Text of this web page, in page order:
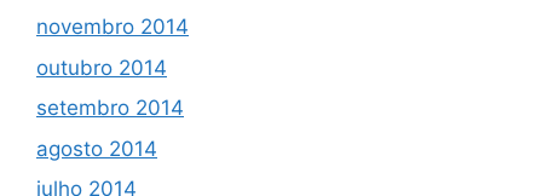
novembro 2014
outubro 2014
setembro 2014
agosto 2014
julho 2014